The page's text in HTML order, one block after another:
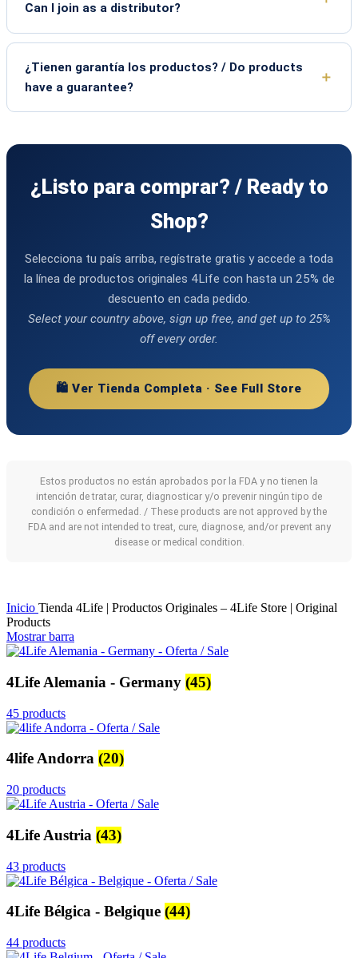
Can I join as a distributor?
¿Tienen garantía los productos? / Do products
have a guarantee?
¿Listo para comprar? / Ready to
Shop?
Selecciona tu país arriba, regístrate gratis y accede a toda
la línea de productos originales 4Life con hasta un 25% de
descuento en cada pedido.
Select your country above, sign up free, and get up to 25%
off every order.
🛍️ Ver Tienda Completa · See Full Store
Estos productos no están aprobados por la FDA y no tienen la
intención de tratar, curar, diagnosticar y/o prevenir ningún tipo de
condición o enfermedad. / These products are not approved by the
FDA and are not intended to treat, cure, diagnose, and/or prevent any
disease or medical condition.
Inicio Tienda 4Life | Productos Originales – 4Life Store | Original
Products
Mostrar barra
4Life Alemania - Germany (45)
45 products
4life Andorra (20)
20 products
4Life Austria (43)
43 products
4Life Bélgica - Belgique (44)
44 products